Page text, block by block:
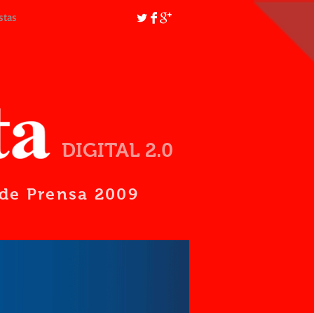
DIGITAL 2.0
Prensa 2009